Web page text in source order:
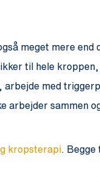
meget mere
til hele
med
sammen og
kropsterapi .